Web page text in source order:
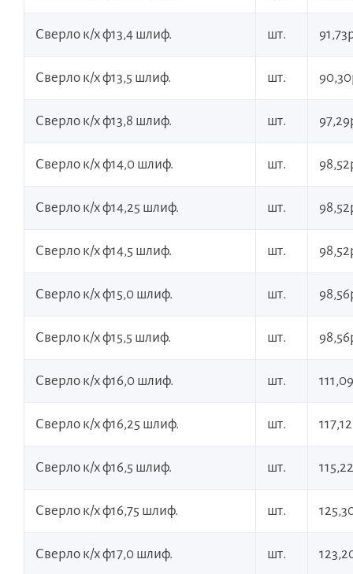
Сверло к/х ф13,4 шлиф. шт.
Сверло к/х ф13,5 шлиф. шт.
Сверло к/х ф13,8 шлиф. шт.
Сверло к/х ф14,0 шлиф. шт.
Сверло к/х ф14,25 шлиф. шт.
Сверло к/х ф14,5 шлиф. шт.
Сверло к/х ф15,0 шлиф. шт.
Сверло к/х ф15,5 шлиф. шт.
Сверло к/х ф16,0 шлиф. шт.
Сверло к/х ф16,25 шлиф. шт.
Сверло к/х ф16,5 шлиф. шт.
Сверло к/х ф16,75 шлиф. шт.
Сверло к/х ф17,0 шлиф. шт.